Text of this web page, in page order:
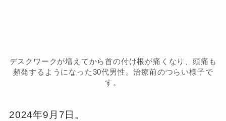
デスクワークが増えてから首の付け根が痛くなり、頭痛も
頻発するようになった30代男性。治療前のつらい様子で
す。
2024年9月7日。